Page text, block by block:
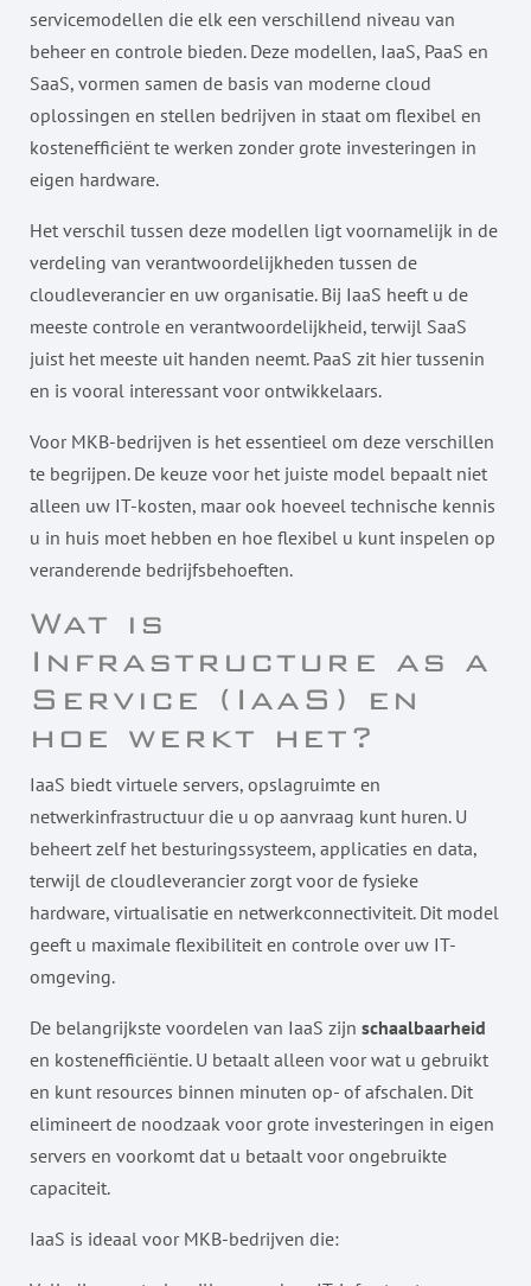
servicemodellen die elk een verschillend niveau van
beheer en controle bieden. Deze modellen, IaaS, PaaS en
SaaS, vormen samen de basis van moderne cloud
oplossingen en stellen bedrijven in staat om flexibel en
kostenefficiënt te werken zonder grote investeringen in
eigen hardware.
Het verschil tussen deze modellen ligt voornamelijk in de
verdeling van verantwoordelijkheden tussen de
cloudleverancier en uw organisatie. Bij IaaS heeft u de
meeste controle en verantwoordelijkheid, terwijl SaaS
juist het meeste uit handen neemt. PaaS zit hier tussenin
en is vooral interessant voor ontwikkelaars.
Voor MKB-bedrijven is het essentieel om deze verschillen
te begrijpen. De keuze voor het juiste model bepaalt niet
alleen uw IT-kosten, maar ook hoeveel technische kennis
u in huis moet hebben en hoe flexibel u kunt inspelen op
veranderende bedrijfsbehoeften.
Wat is
Infrastructure as a
Service (IaaS) en
hoe werkt het?
IaaS biedt virtuele servers, opslagruimte en
netwerkinfrastructuur die u op aanvraag kunt huren. U
beheert zelf het besturingssysteem, applicaties en data,
terwijl de cloudleverancier zorgt voor de fysieke
hardware, virtualisatie en netwerkconnectiviteit. Dit model
geeft u maximale flexibiliteit en controle over uw IT-
omgeving.
De belangrijkste voordelen van IaaS zijn schaalbaarheid
en kostenefficiëntie. U betaalt alleen voor wat u gebruikt
en kunt resources binnen minuten op- of afschalen. Dit
elimineert de noodzaak voor grote investeringen in eigen
servers en voorkomt dat u betaalt voor ongebruikte
capaciteit.
IaaS is ideaal voor MKB-bedrijven die: